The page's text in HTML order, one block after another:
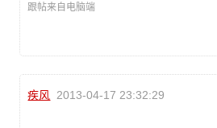
跟帖来自电脑端
疾风 2013-04-17 23:32:29